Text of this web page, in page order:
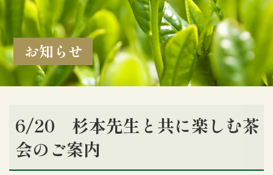
お知らせ
6/20 杉本先生と共に楽しむ茶
会のご案内